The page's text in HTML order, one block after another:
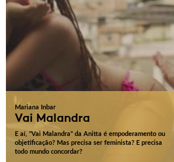
Mariana Inbar
Vai Malandra
E aí, "Vai Malandra" da Anitta é empoderamento ou
objetificação? Mas precisa ser feminista? E precisa
todo mundo concordar?